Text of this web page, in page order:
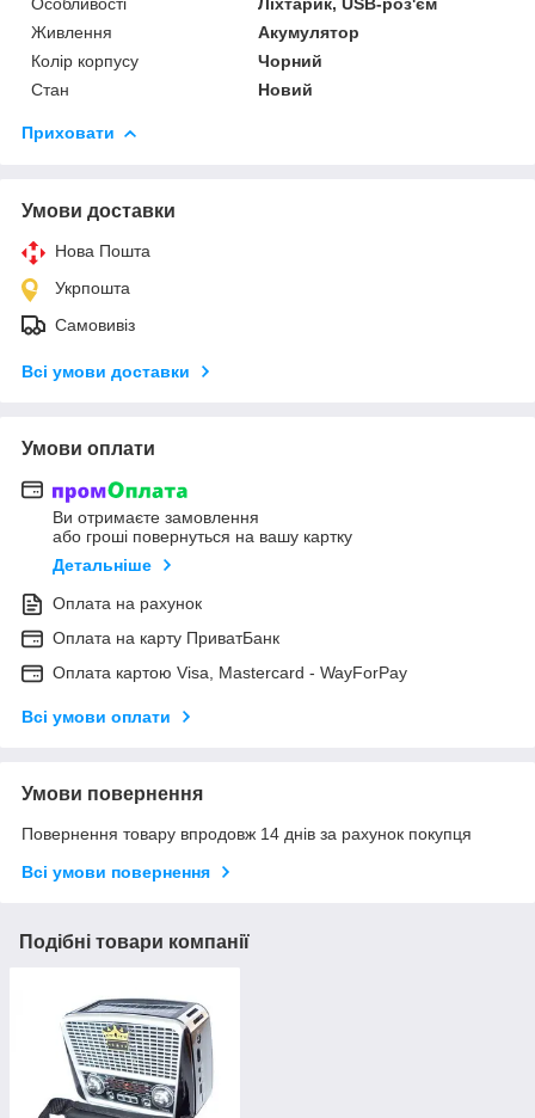
Живлення
Акумулятор
Колір корпусу
Чорний
Стан
Новий
Приховати
Умови доставки
Нова Пошта
Укрпошта
Самовивіз
Всі умови доставки
Умови оплати
Ви отримаєте замовлення
або гроші повернуться на вашу картку
Детальніше
Оплата на рахунок
Оплата на карту ПриватБанк
Оплата картою Visa, Mastercard - WayForPay
Всі умови оплати
Умови повернення
Повернення товару впродовж 14 днів за рахунок покупця
Всі умови повернення
Подібні товари компанії